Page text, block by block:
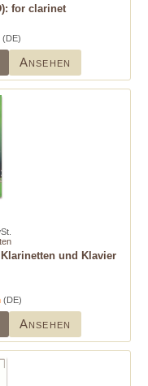
for clarinet
(DE)
Ansehen
und Klavier
(DE)
Ansehen